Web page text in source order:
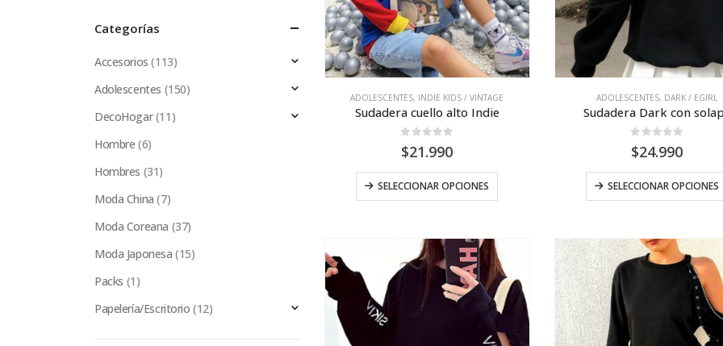
en
la
página
de
ADOLESCENTES, INDIE KIDS / VINTAGE
Sudadera cuello alto Indie
0
$21.990
SELECCIONAR OPCIONES
producto
variantes.
Las
opciones
se
pueden
ADOLESCENTES, DARK / EGIRL
Sudadera Dark con
0
$24.990
SELECCIONAR OPCIONES
Categorías
Accesorios (113)
Adolescentes (150)
DecoHogar(11)
Hombre (6)
Hombres (31)
Moda China (7)
Moda Coreana (37)
Moda Japonesa (15)
Packs (1)
Papelería/Escritorio (12)